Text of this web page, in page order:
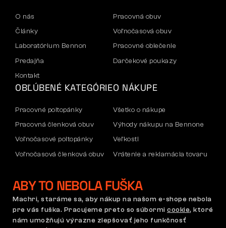
O nás
Články
Laboratórium Bennon
Predajňa
Kontakt
Pracovná obuv
Voľnočasová obuv
Pracovné oblečenie
Darčekové poukazy
OBĽÚBENÉ KATEGÓRIE
Pracovné poltopánky
Pracovná členková obuv
Voľnočasové poltopánky
Voľnočasová členková obuv
Mikiny
O NÁKUPE
Všetko o nákupe
Výhody nákupu na Bennone
Veľkosti
Vrátenie a reklamácia tovaru
Firemný účet
Reklamácia a záruka
ABY TO NEBOLA FUŠKA
Machri, staráme sa, aby nákup na našom e-shope nebola
pre vás fuška. Pracujeme preto so súbormi cookie, ktoré
nám umožňujú výrazne zlepšovať jeho funkčnosť